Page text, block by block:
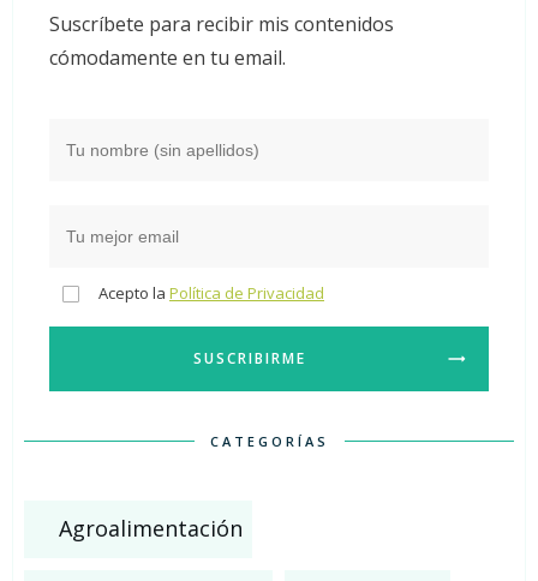
Suscríbete para recibir mis contenidos
cómodamente en tu email.
Acepto la Política de Privacidad
SUSCRIBIRME
CATEGORÍAS
Agroalimentación